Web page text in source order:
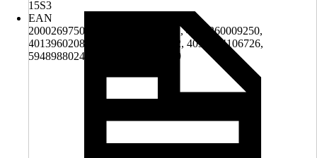
15S3
EAN
2000269750003, 4005046831171, 4007360009250,
4013960208245, 4022462010942, 4036494106726,
5948988024708, 8712603127009